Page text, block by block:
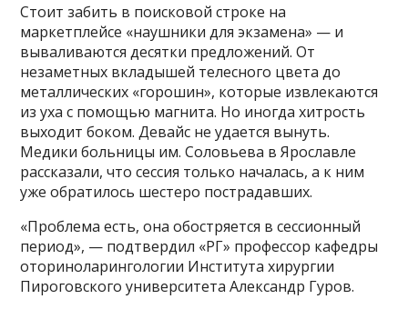
Стоит забить в поисковой строке на
маркетплейсе «наушники для экзамена» — и
вываливаются десятки предложений. От
незаметных вкладышей телесного цвета до
металлических «горошин», которые извлекаются
из уха с помощью магнита. Но иногда хитрость
выходит боком. Девайс не удается вынуть.
Медики больницы им. Соловьева в Ярославле
рассказали, что сессия только началась, а к ним
уже обратилось шестеро пострадавших.
«Проблема есть, она обостряется в сессионный
период», — подтвердил «РГ» профессор кафедры
оториноларингологии Института хирургии
Пироговского университета Александр Гуров.